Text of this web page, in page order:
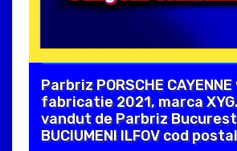
Parbriz PORSCHE
fabricatie 2021, marca
vandut de Parbriz
BUCIUMENI ILFOV cod